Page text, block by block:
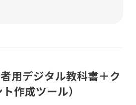
用デジタル教科書＋ク
作成ツール）